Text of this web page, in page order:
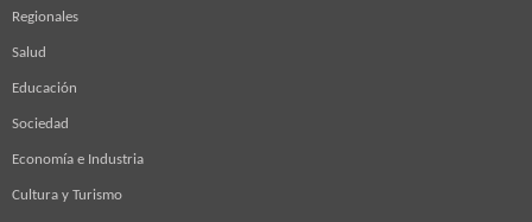
Regionales
Salud
Educación
Sociedad
Economía e Industria
Cultura y Turismo